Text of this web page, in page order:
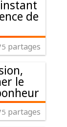
instant
de
partages
le
partages